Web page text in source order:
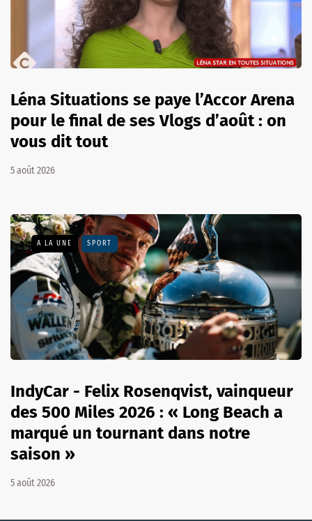
Léna Situations se paye l’Accor Arena
pour le final de ses Vlogs d’août : on
vous dit tout
5 août 2026
A LA UNE SPORT
IndyCar - Felix Rosenqvist, vainqueur
des 500 Miles 2026 : « Long Beach a
marqué un tournant dans notre
saison »
5 août 2026